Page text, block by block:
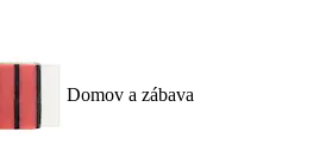
Domov a zábava